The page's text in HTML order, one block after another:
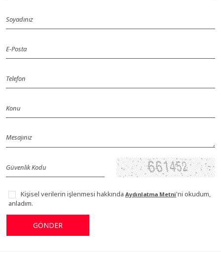
Kişisel verilerin işlenmesi hakkında Aydınlatma Metni'ni okudum,
anladım.